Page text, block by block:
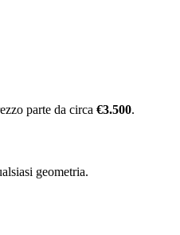
parte da circa €3.500.
geometria.